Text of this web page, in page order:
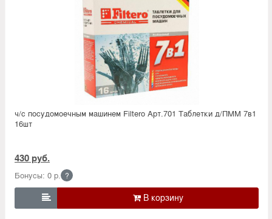
ч/с посудомоечным машинем Filtero Арт.701 Таблетки д/ПММ 7в1
16шт
430 руб.
Бонусы: 0 р. ?
